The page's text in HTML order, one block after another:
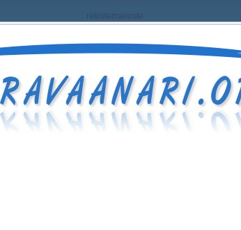
rekisteriseloste